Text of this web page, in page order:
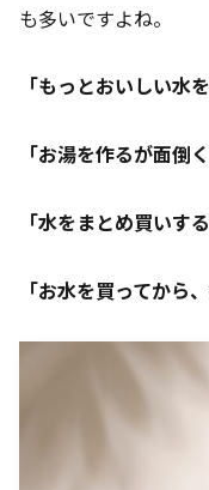
も多いですよね。
「もっとおいしい水
「お湯を作るが面倒
「水をまとめ買いす
「お水を買ってから